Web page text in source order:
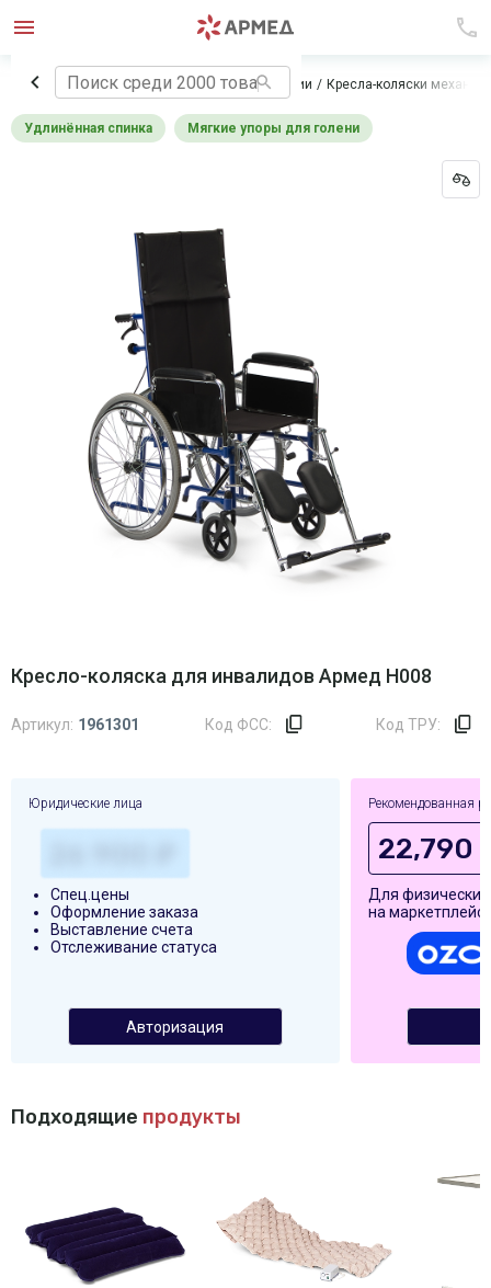
Главная Технические средства реабилитации Кресла-коляски
Удлинённая спинка Мягкие упоры для голени
Кресло-коляска для инвалидов Армед H008
Артикул: 1961301 Код ФСС: Код ТРУ:
Юридические лица
Спец.цены
Оформление заказа
Выставление счета
Отслеживание статуса
Авторизация
Рекомендованная
22,790
Для
на
Подходящие продукты